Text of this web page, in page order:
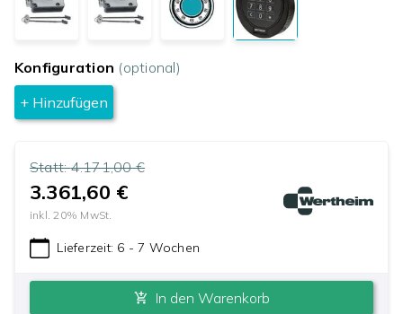
Konfiguration (optional)
+ Hinzufügen
Statt:4.171,00 €
3.361,60 €
inkl.20% MwSt.
Lieferzeit: 6 - 7 Wochen
In den Warenkorb